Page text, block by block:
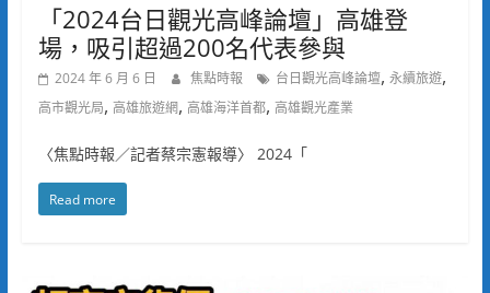
「2024台日觀光高峰論壇」高雄登
場，吸引超過200名代表參與
2024 年 6 月 6 日 焦點時報 台日觀光高峰論壇, 永續旅遊,
高市觀光局, 高雄旅遊網, 高雄海洋首都, 高雄觀光產業
〈焦點時報／記者蔡宗憲報導〉 2024「
Read more